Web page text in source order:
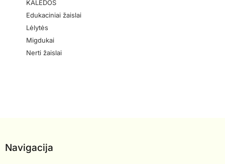
KALĖDOS
Edukaciniai žaislai
Lėlytės
Migdukai
Nerti žaislai
Navigacija